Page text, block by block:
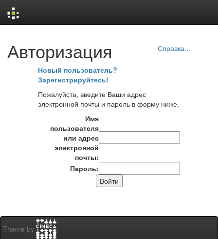
navigation
Авторизация Справка...
Новый пользователь?
Зарегистрируйтесь!
Пожалуйста, введите Ваши адрес
электронной почты и пароль в форму ниже.
Имя
пользователя
или адрес
электронной
почты:
Пароль:
Theme by